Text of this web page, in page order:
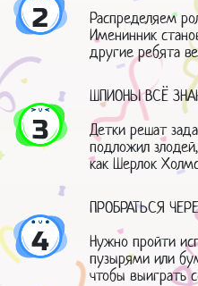
2
Распределяем
Именинник
другие ребята
3
ШПИОНЫ ВСЁ
Детки решат
подложил
как Шерлок
4
ПРОБРАТЬСЯ
Нужно пройти
пузырями или
чтобы выиграть